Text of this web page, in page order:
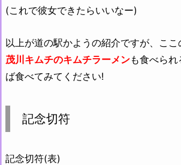
(これで彼女できたらいいなー)
以上が道の駅かようの紹介ですが、ここ
茂川キムチのキムチラーメンも食べら
ば食べてみてください!
記念切符
記念切符(表)